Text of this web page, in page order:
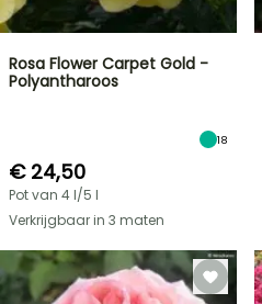
Rosa Flower Carpet Gold -
Polyantharoos
18
€ 24,50
Pot van 4 l/5 l
Verkrijgbaar in 3 maten